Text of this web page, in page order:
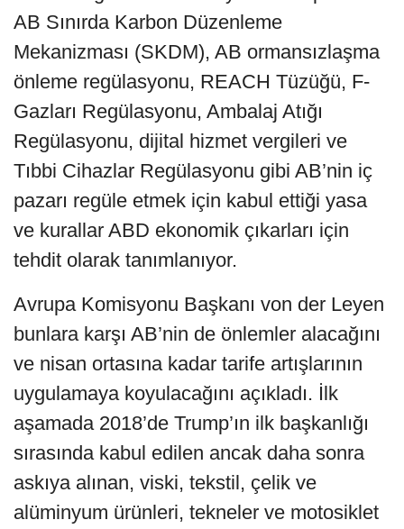
AB Sınırda Karbon Düzenleme
Mekanizması (SKDM), AB ormansızlaşma
önleme regülasyonu, REACH Tüzüğü, F-
Gazları Regülasyonu, Ambalaj Atığı
Regülasyonu, dijital hizmet vergileri ve
Tıbbi Cihazlar Regülasyonu gibi AB’nin iç
pazarı regüle etmek için kabul ettiği yasa
ve kurallar ABD ekonomik çıkarları için
tehdit olarak tanımlanıyor.
Avrupa Komisyonu Başkanı von der Leyen
bunlara karşı AB’nin de önlemler alacağını
ve nisan ortasına kadar tarife artışlarının
uygulamaya koyulacağını açıkladı. İlk
aşamada 2018’de Trump’ın ilk başkanlığı
sırasında kabul edilen ancak daha sonra
askıya alınan, viski, tekstil, çelik ve
alüminyum ürünleri, tekneler ve motosiklet